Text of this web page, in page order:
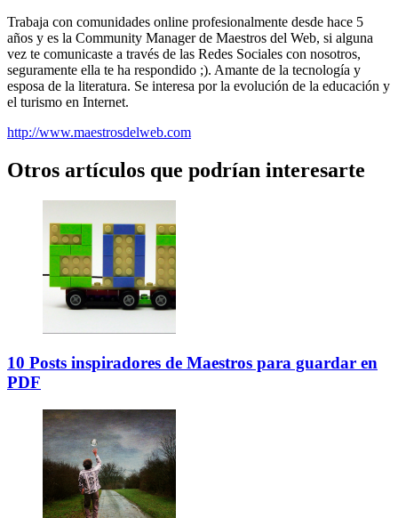
Trabaja con comunidades online profesionalmente desde hace 5
años y es la Community Manager de Maestros del Web, si alguna
vez te comunicaste a través de las Redes Sociales con nosotros,
seguramente ella te ha respondido ;). Amante de la tecnología y
esposa de la literatura. Se interesa por la evolución de la educación y
el turismo en Internet.
http://www.maestrosdelweb.com
Otros artículos que podrían interesarte
10 Posts inspiradores de Maestros para guardar en
PDF